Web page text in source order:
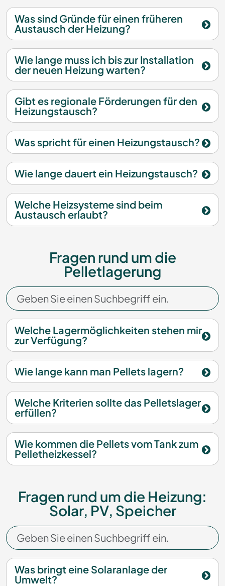
Was sind Gründe für einen früheren
Austausch der Heizung?
Wie lange muss ich bis zur Installation
der neuen Heizung warten?
Gibt es regionale Förderungen für den
Heizungstausch?
Was spricht für einen Heizungstausch?
Wie lange dauert ein Heizungstausch?
Welche Heizsysteme sind beim
Austausch erlaubt?
Fragen rund um die
Pelletlagerung
Welche Lagermöglichkeiten stehen mir
zur Verfügung?
Wie lange kann man Pellets lagern?
Welche Kriterien sollte das Pelletslager
erfüllen?
Wie kommen die Pellets vom Tank zum
Pelletheizkessel?
Fragen rund um die Heizung:
Solar, PV, Speicher
Was bringt eine Solaranlage der
Umwelt?